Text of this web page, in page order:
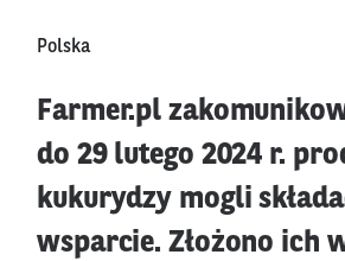
Polska
Farmer.pl
do 29 lutego 2024 r.
kukurydzy mogli
wsparcie. Złożono ich